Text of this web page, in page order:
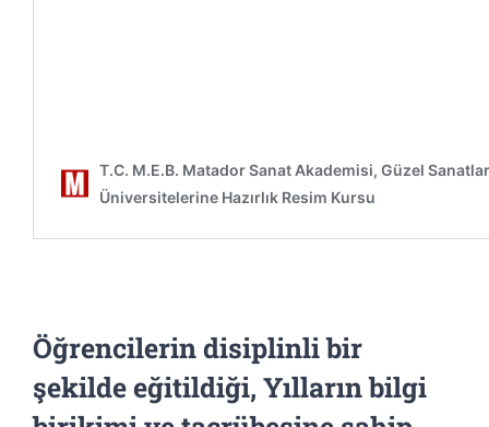
Öğrencilerin disiplinli bir
şekilde eğitildiği, Yılların bilgi